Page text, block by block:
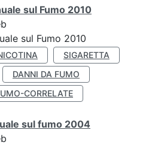
sul Fumo 2010
sul Fumo 2010
SIGARETTA
DANNI DA FUMO
CORRELATE
sul fumo 2004